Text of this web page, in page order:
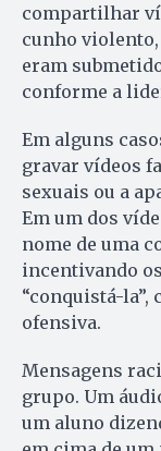
compartilhar
cunho
eram
conforme a
Em alguns
gravar vídeos
sexuais ou a
Em um dos
nome de uma
incentivando
“conquistá-
ofensiva.
Mensagens
grupo. Um
um aluno